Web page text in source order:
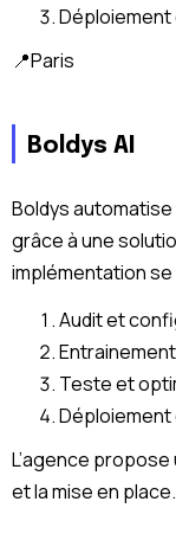
📍Paris
Boldys AI
Boldys
grâce à une
implémentation
Audit et
Teste et
L’agence
et la mise en place.